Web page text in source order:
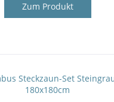
Zum Produkt